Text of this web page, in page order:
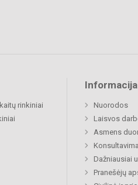
rinkiniai
Informacija
Nuorodos
Laisvos
Asmens
Dažniausiai
Pranešėjų